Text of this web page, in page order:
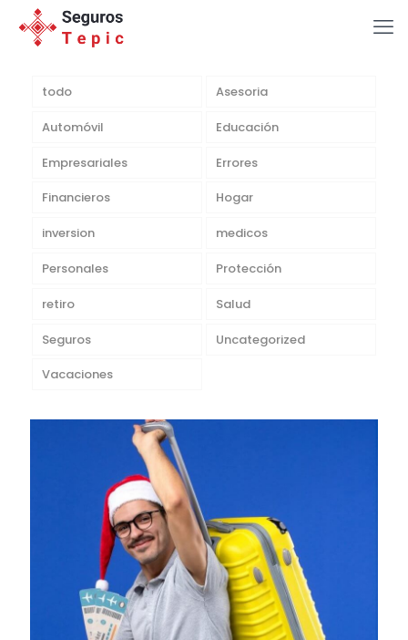
todo Asesoria
Automóvil Educación
Empresariales Errores
Financieros Hogar
inversion medicos
Personales Protección
retiro Salud
Seguros Uncategorized
Vacaciones